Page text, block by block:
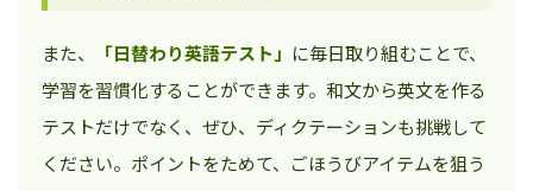
また、 「日替わり英語テスト」 に毎日取り組むことで、
学習を習慣化することができます。和文から英文を作る
テストだけでなく、ぜひ、ディクテーションも挑戦して
ください。ポイントをためて、ごほうびアイテムを狙う